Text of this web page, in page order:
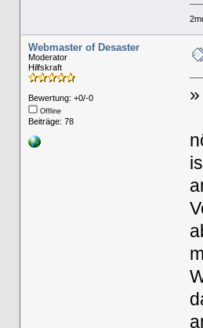
Webmaster of Desaster
Moderator
Hilfskraft
Bewertung: +0/-0
Offline
Beiträge: 78